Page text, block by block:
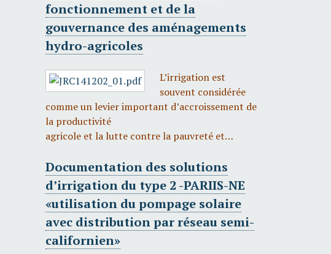
fonctionnement et de la
gouvernance des aménagements
hydro-agricoles
L’irrigation est
souvent considérée
comme un levier important d’accroissement de
la productivité
agricole et la lutte contre la pauvreté et…
Documentation des solutions
d’irrigation du type 2 -PARIIS-NE
«utilisation du pompage solaire
avec distribution par réseau semi-
californien»